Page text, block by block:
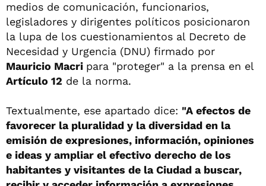
medios de comunicación, funcionarios,
legisladores y dirigentes políticos posicionaron
la lupa de los cuestionamientos al Decreto de
Necesidad y Urgencia (DNU) firmado por
Mauricio Macri para "proteger" a la prensa en el
Artículo 12 de la norma.
Textualmente, ese apartado dice: "A efectos de
favorecer la pluralidad y la diversidad en la
emisión de expresiones, información, opiniones
e ideas y ampliar el efectivo derecho de los
habitantes y visitantes de la Ciudad a buscar,